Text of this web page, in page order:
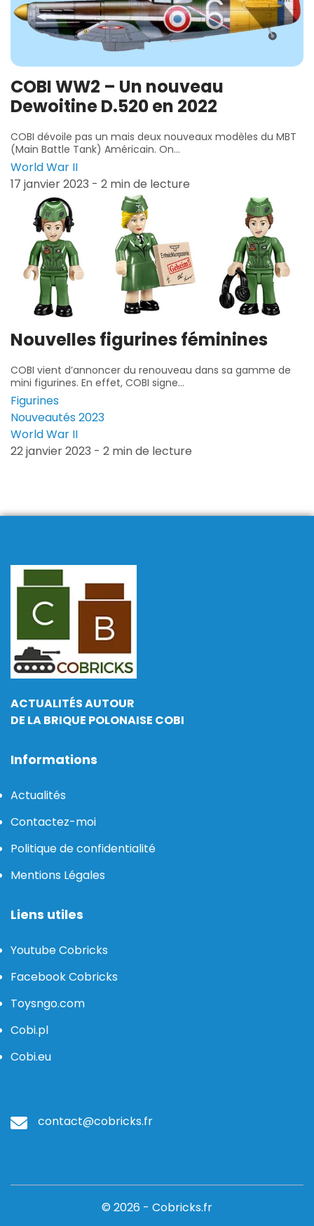
COBI WW2 – Un nouveau
Dewoitine D.520 en 2022
COBI dévoile pas un mais deux nouveaux modèles du MBT
(Main Battle Tank) Américain. On...
World War II
17 janvier 2023 - 2 min de lecture
Nouvelles figurines féminines
COBI vient d’annoncer du renouveau dans sa gamme de
mini figurines. En effet, COBI signe...
Figurines
Nouveautés 2023
World War II
22 janvier 2023 - 2 min de lecture
ACTUALITÉS AUTOUR
DE LA BRIQUE POLONAISE COBI
Informations
Actualités
Contactez-moi
Politique de confidentialité
Mentions Légales
Liens utiles
Youtube Cobricks
Facebook Cobricks
Toysngo.com
Cobi.pl
Cobi.eu
contact@cobricks.fr
© 2026 - Cobricks.fr